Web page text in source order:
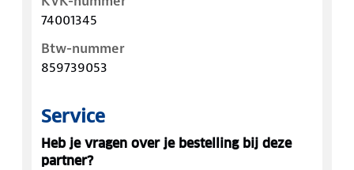
74001345
Btw-nummer
859739053
Service
Heb je vragen over je bestelling bij deze
partner?